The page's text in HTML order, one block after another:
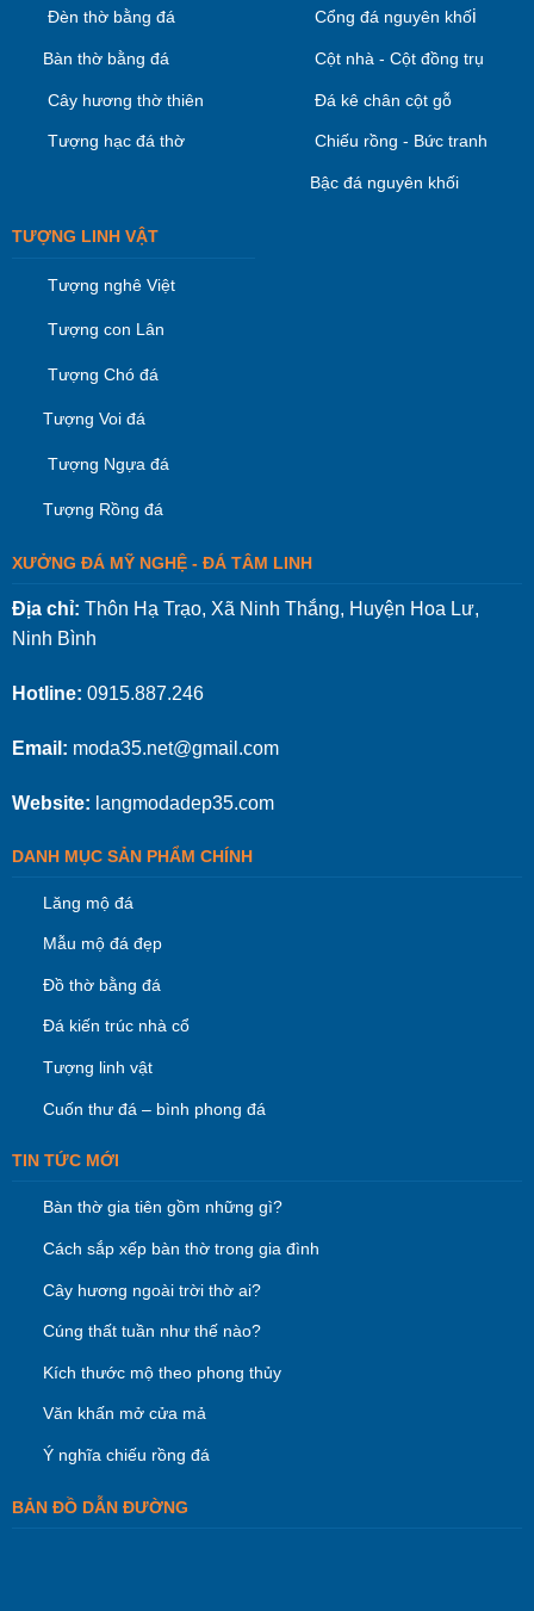
Đèn thờ bằng đá
Bàn thờ bằng đá
Cây hương thờ thiên
Tượng hạc đá thờ
Cổng đá nguyên khối
Cột nhà - Cột đồng trụ
Đá kê chân cột gỗ
Chiếu rồng - Bức tranh
Bậc đá nguyên khối
TƯỢNG LINH VẬT
Tượng nghê Việt
Tượng con Lân
Tượng Chó đá
Tượng Voi đá
Tượng Ngựa đá
Tượng Rồng đá
XƯỞNG ĐÁ MỸ NGHỆ - ĐÁ TÂM LINH
Địa chỉ: Thôn Hạ Trạo, Xã Ninh Thắng, Huyện Hoa Lư,
Ninh Bình
Hotline: 0915.887.246
Email: moda35.net@gmail.com
Website: langmodadep35.com
DANH MỤC SẢN PHẨM CHÍNH
Lăng mộ đá
Mẫu mộ đá đẹp
Đồ thờ bằng đá
Đá kiến trúc nhà cổ
Tượng linh vật
Cuốn thư đá – bình phong đá
TIN TỨC MỚI
Bàn thờ gia tiên gồm những gì?
Cách sắp xếp bàn thờ trong gia đình
Cây hương ngoài trời thờ ai?
Cúng thất tuần như thế nào?
Kích thước mộ theo phong thủy
Văn khấn mở cửa mả
Ý nghĩa chiếu rồng đá
BẢN ĐỒ DẪN ĐƯỜNG